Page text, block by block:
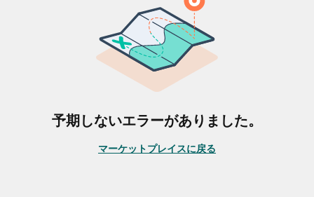
予期しないエラーがありました。
マーケットプレイスに戻る